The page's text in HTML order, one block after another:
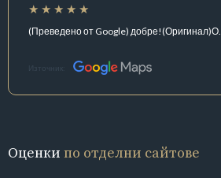
(Преведено от Google)
Източник:
Оценки по отделни сайтове